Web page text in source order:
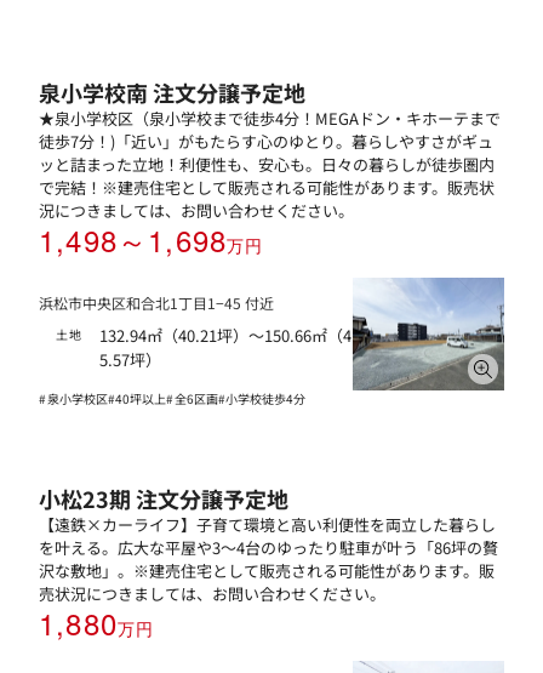
泉小学校南 注文分譲予定地
★泉小学校区（泉小学校まで徒歩4分！MEGAドン・キホーテまで
徒歩7分！)「近い」がもたらす心のゆとり。暮らしやすさがギュ
ッと詰まった立地！利便性も、安心も。日々の暮らしが徒歩圏内
で完結！※建売住宅として販売される可能性があります。販売状
況につきましては、お問い合わせください。
1,498～1,698万円
浜松市中央区和合北1丁目1−45 付近
土地
132.94㎡（40.21坪）～150.66㎡（4
5.57坪）
泉小学校区 40坪以上 全6区画 小学校徒歩4分
小松23期 注文分譲予定地
【遠鉄×カーライフ】子育て環境と高い利便性を両立した暮らし
を叶える。広大な平屋や3〜4台のゆったり駐車が叶う「86坪の贅
沢な敷地」。※建売住宅として販売される可能性があります。販
売状況につきましては、お問い合わせください。
1,880万円